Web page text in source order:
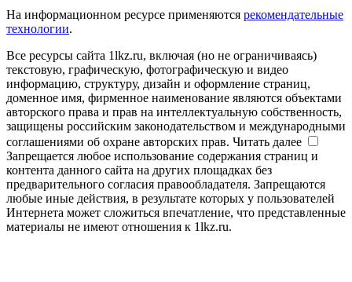
На информационном ресурсе применяются рекомендательные
технологии.
Все ресурсы сайта 1lkz.ru, включая (но не ограничиваясь)
текстовую, графическую, фотографическую и видео
информацию, структуру, дизайн и оформление страниц,
доменное имя, фирменное наименование являются объектами
авторского права и прав на интеллектуальную собственность,
защищены российским законодательством и международными
соглашениями об охране авторских прав. Читать далее
Запрещается любое использование содержания страниц и
контента данного сайта на других площадках без
предварительного согласия правообладателя. Запрещаются
любые иные действия, в результате которых у пользователей
Интернета может сложиться впечатление, что представленные
материалы не имеют отношения к 1lkz.ru.